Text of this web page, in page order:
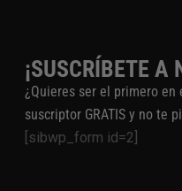
¡SUSCRÍBETE A
¿Quieres ser el primero
suscriptor GRATIS y no te
[sibwp_form id=2]